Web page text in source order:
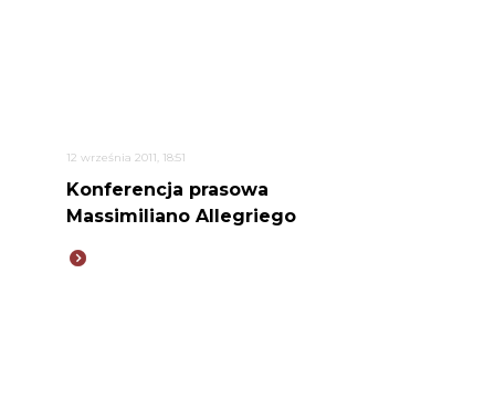
12 września 2011, 18:51
Konferencja prasowa
Massimiliano Allegriego